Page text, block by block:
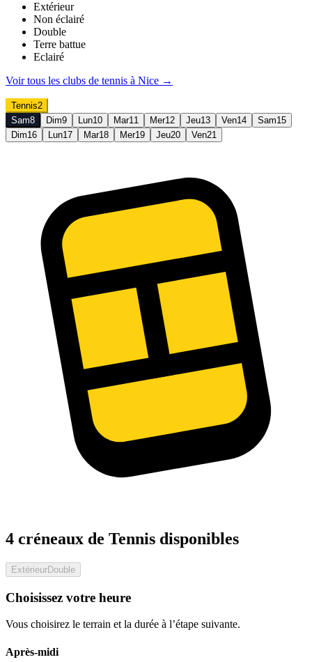
Extérieur
Non éclairé
Double
Terre battue
Eclairé
Voir tous les clubs de tennis à Nice →
Tennis2
Sam8 Dim9 Lun10 Mar11 Mer12 Jeu13 Ven14 Sam15
Dim16 Lun17 Mar18 Mer19 Jeu20 Ven21
4 créneaux de Tennis disponibles
ExtérieurDouble
Choisissez votre heure
Vous choisirez le terrain et la durée à l’étape suivante.
Après-midi